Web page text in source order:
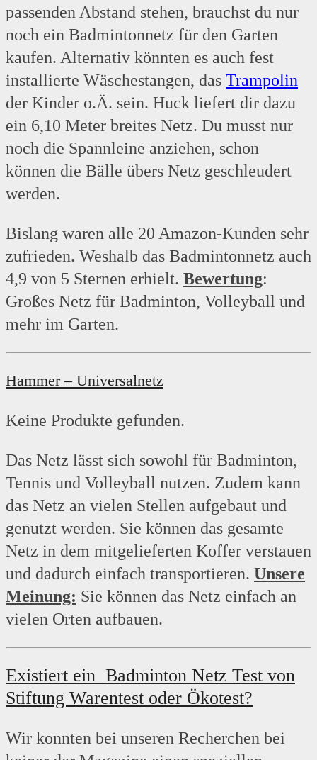
passenden Abstand stehen, brauchst du nur
noch ein Badmintonnetz für den Garten
kaufen. Alternativ könnten es auch fest
installierte Wäschestangen, das Trampolin
der Kinder o.Ä. sein. Huck liefert dir dazu
ein 6,10 Meter breites Netz. Du musst nur
noch die Spannleine anziehen, schon
können die Bälle übers Netz geschleudert
werden.
Bislang waren alle 20 Amazon-Kunden sehr
zufrieden. Weshalb das Badmintonnetz auch
4,9 von 5 Sternen erhielt. Bewertung:
Großes Netz für Badminton, Volleyball und
mehr im Garten.
Hammer – Universalnetz
Keine Produkte gefunden.
Das Netz lässt sich sowohl für Badminton,
Tennis und Volleyball nutzen. Zudem kann
das Netz an vielen Stellen aufgebaut und
genutzt werden. Sie können das gesamte
Netz in dem mitgelieferten Koffer verstauen
und dadurch einfach transportieren. Unsere
Meinung: Sie können das Netz einfach an
vielen Orten aufbauen.
Existiert ein Badminton Netz Test von
Stiftung Warentest oder Ökotest?
Wir konnten bei unseren Recherchen bei